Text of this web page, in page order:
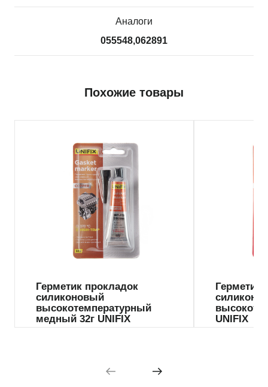
Аналоги
055548,062891
Похожие товары
Герметик прокладок
силиконовый
высокотемпературный
медный 32г UNIFIX
Герметик
UNIFIX